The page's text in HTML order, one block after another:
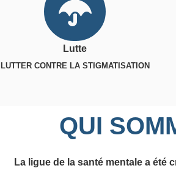
Lutte
LUTTER CONTRE LA STIGMATISATION
QUI
La ligue de la santé mentale a été